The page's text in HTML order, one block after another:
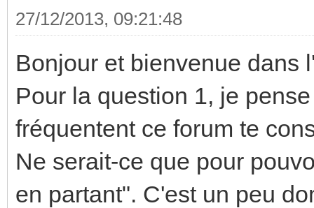
27/12/2013, 09:21:48
Bonjour et bienvenue dans
Pour la question 1, je
fréquentent ce forum te
Ne serait-ce que pour
en partant". C'est un peu